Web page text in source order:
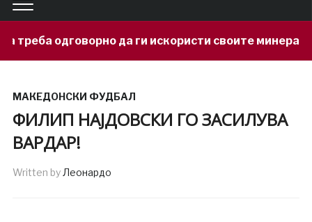
да ги искористи своите минерални богатства
МАКЕДОНСКИ ФУДБАЛ
ФИЛИП НАЈДОВСКИ ГО ЗАСИЛУВА
ВАРДАР!
Written byЛеонардо